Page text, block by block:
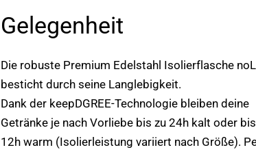
Gelegenheit
Die robuste Premium Edelstahl Isolierflasche
besticht durch seine Langlebigkeit.
Dank der keepDGREE-Technologie bleiben deine
Getränke je nach Vorliebe bis zu 24h kalt oder
12h warm (Isolierleistung variiert nach Größe).